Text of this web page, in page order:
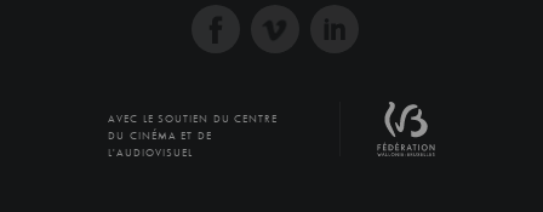
AVEC LE SOUTIEN DU CENTRE
DU CINÉMA ET DE
L'AUDIOVISUEL